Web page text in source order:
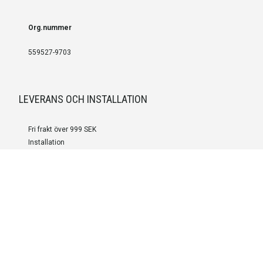
Org.nummer
559527-9703
LEVERANS OCH INSTALLATION
Fri frakt över 999 SEK
Installation